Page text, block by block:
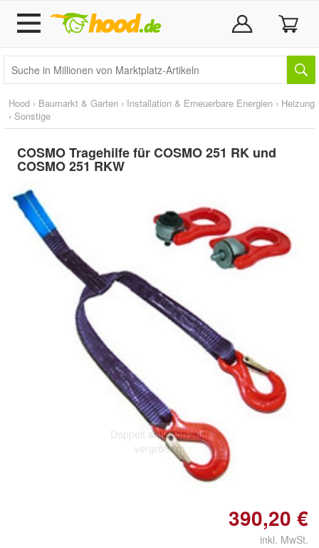
Hood › Baumarkt & Garten › Installation & Erneuerbare Energien › Heizung
› Sonstige
COSMO Tragehilfe für COSMO 251 RK und
COSMO 251 RKW
Doppelt antippen zum
vergrößern
390,20 €
inkl. MwSt.